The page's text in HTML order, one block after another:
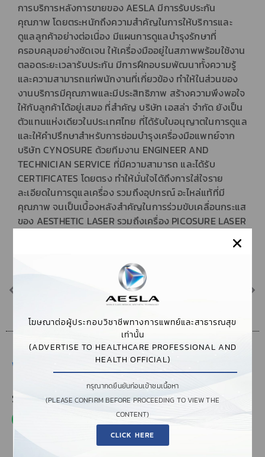
การบริการหลังการขายของ AESLA มีการรับประกัน
คุณภาพ โดยตระหนักถึงความสำคัญในการให้บริการและ
ดูแลลูกค้าอย่างต่อเนื่อง มีแผนการดูแลบำรุงรักษาที่
ครอบคลุมอย่างชัดเจน ให้เครื่องมืออยู่ในสภาพพร้อมใช้งาน
ตลอดระยะเวลารับประกัน มีการฝึกอบรมพัฒนาทั้งความรู้
และความสามารถแก่พนักงานที่เกี่ยวข้อง ทำให้ในส่วนของ
งานบริการมีคุณภาพและมีประสิทธิภาพ สร้างความพึงพอใจ
ให้กับลูกค้าได้อยู่เสมอ ที่สำคัญ บริษัท เอสล่า จำกัด ยังเป็น
ตัวแทนแห่งเดียวในประเทศไทย ที่ได้รับใบอนุญาตในการดูแล
และให้คำปรึกษาสำหรับการซ่อมบำรุงเครื่องมือแพทย์จาก
บริษัท CYNOSURE ด้วยทีมงาน ENGINEER AND
TECHNICIAN SERVICE ที่มีความสามารถ และได้รับ
CERTIFICATES โดยตรง ทำให้มั่นใจได้ถึงการใส่ใจราย
ละเอียดในการดูแลเครื่อง รวมถึงอุปกรณ์ อะไหล่แท้ที่มี
คุณภาพ จนเป็นเบื้องหลังสำคัญในการร่วมขับเคลื่อนกระแส
ของ AESTHETIC LASER รวมถึงเครื่อง PICOSURE LASER
พฤศจิกายน 16, 2023 3:16 PM ,AESTHETIC TRENDS
SHARE THIS POST
โฆษณาต่อผู้ประกอบวิชาชีพทางการแพทย์และสาธารณสุข
เท่านั้น
(ADVERTISE TO HEALTHCARE PROFESSIONAL AND
HEALTH OFFICIAL)
กรุณากดยืนยันก่อนเข้าชมเนื้อหา
(PLEASE CONFIRM BEFORE PROCEEDING TO VIEW THE
CONTENT)
CLICK HERE